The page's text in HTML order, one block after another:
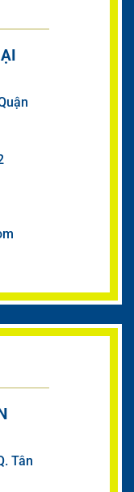
Tân